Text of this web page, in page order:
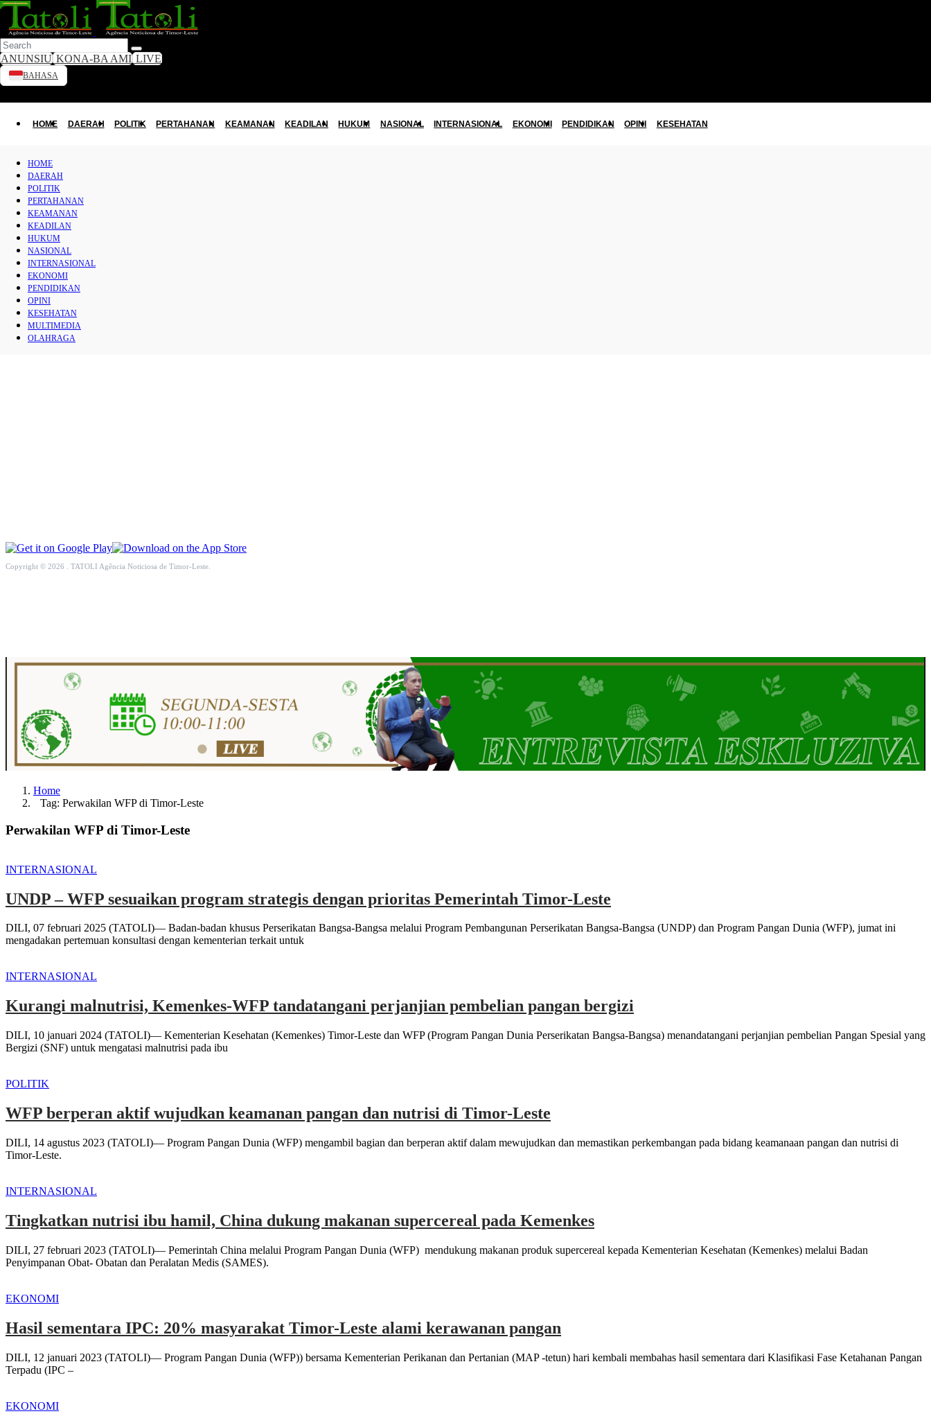
DAERAH
PERTAHANAN
KEAMANAN
KEADILAN
HUKUM
NASIONAL
INTERNASIONAL
Copyright © 2026 . TATOLI Agência Noticiosa de Timor-Leste.
ANUNSIU KONA-BA AMI LIVE
BAHASA
HOME DAERAH POLITIK PERTAHANAN KEAMANAN KEADILAN HUKUM NASIONAL INTERNASIONAL EKONOMI PENDIDIKAN OPINI KESEHATAN
HOME
DAERAH
POLITIK
PERTAHANAN
KEAMANAN
KEADILAN
HUKUM
NASIONAL
INTERNASIONAL
EKONOMI
PENDIDIKAN
OPINI
KESEHATAN
MULTIMEDIA
OLAHRAGA
Home
Tag: Perwakilan WFP di Timor-Leste
Perwakilan WFP di Timor-Leste
INTERNASIONAL
UNDP – WFP sesuaikan program strategis dengan prioritas Pemerintah Timor-Leste
DILI, 07 februari 2025 (TATOLI)— Badan-badan khusus Perserikatan Bangsa-Bangsa melalui Program Pembangunan Perserikatan Bangsa-Bangsa (UNDP) dan Program Pangan Dunia (WFP), jumat ini
mengadakan pertemuan konsultasi dengan kementerian terkait untuk
INTERNASIONAL
Kurangi malnutrisi, Kemenkes-WFP tandatangani perjanjian pembelian pangan bergizi
DILI, 10 januari 2024 (TATOLI)— Kementerian Kesehatan (Kemenkes) Timor-Leste dan WFP (Program Pangan Dunia Perserikatan Bangsa-Bangsa) menandatangani perjanjian pembelian Pangan Spesial yang
Bergizi (SNF) untuk mengatasi malnutrisi pada ibu
POLITIK
WFP berperan aktif wujudkan keamanan pangan dan nutrisi di Timor-Leste
DILI, 14 agustus 2023 (TATOLI)— Program Pangan Dunia (WFP) mengambil bagian dan berperan aktif dalam mewujudkan dan memastikan perkembangan pada bidang keamanaan pangan dan nutrisi di
Timor-Leste.
INTERNASIONAL
Tingkatkan nutrisi ibu hamil, China dukung makanan supercereal pada Kemenkes
DILI, 27 februari 2023 (TATOLI)— Pemerintah China melalui Program Pangan Dunia (WFP) mendukung makanan produk supercereal kepada Kementerian Kesehatan (Kemenkes) melalui Badan
Penyimpanan Obat- Obatan dan Peralatan Medis (SAMES).
EKONOMI
Hasil sementara IPC: 20% masyarakat Timor-Leste alami kerawanan pangan
DILI, 12 januari 2023 (TATOLI)— Program Pangan Dunia (WFP)) bersama Kementerian Perikanan dan Pertanian (MAP -tetun) hari kembali membahas hasil sementara dari Klasifikasi Fase Ketahanan Pangan
Terpadu (IPC –
EKONOMI